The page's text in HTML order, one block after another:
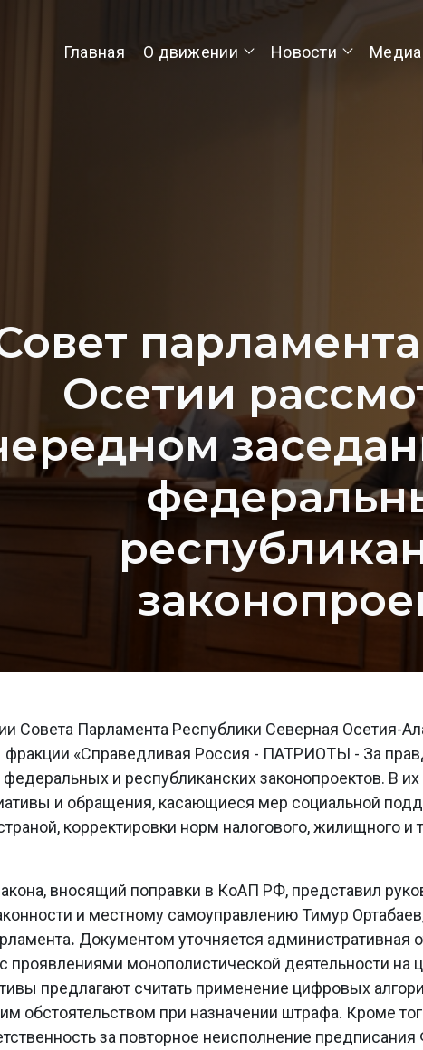
Главная О движении Новости Медиа
Осетии
Совета Парламента Республики Северная Осетия-
фракции «Справедливая Россия - ПАТРИОТЫ - За
и республиканских законопроектов. В их
и обращения, касающиеся мер социальной
корректировки норм налогового, жилищного и
вносящий поправки в КоАП РФ, представил
и местному самоуправлениюТимур
. Документом уточняется административная
проявлениями монополистической деятельности на
предлагают считать применение цифровых
обстоятельством при назначении штрафа. Кроме
за повторное неисполнение